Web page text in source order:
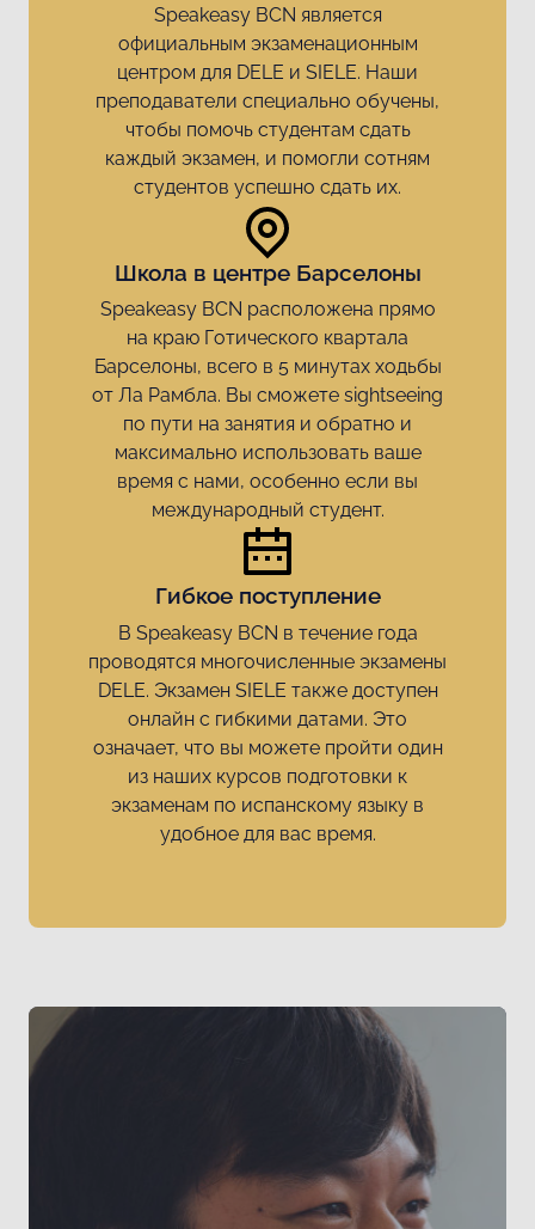
Speakeasy BCN является
официальным экзаменационным
центром для DELE и SIELE. Наши
преподаватели специально обучены,
чтобы помочь студентам сдать
каждый экзамен, и помогли сотням
студентов успешно сдать их.
Школа в центре Барселоны
Speakeasy BCN расположена прямо
на краю Готического квартала
Барселоны, всего в 5 минутах ходьбы
от Ла Рамбла. Вы сможете sightseeing
по пути на занятия и обратно и
максимально использовать ваше
время с нами, особенно если вы
международный студент.
Гибкое поступление
В Speakeasy BCN в течение года
проводятся многочисленные экзамены
DELE. Экзамен SIELE также доступен
онлайн с гибкими датами. Это
означает, что вы можете пройти один
из наших курсов подготовки к
экзаменам по испанскому языку в
удобное для вас время.